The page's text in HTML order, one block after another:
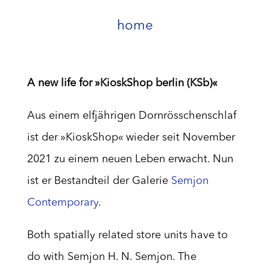
home
A new life for »KioskShop berlin (KSb)«
Aus einem elfjährigen Dornrösschenschlaf
ist der »KioskShop« wieder seit November
2021 zu einem neuen Leben erwacht. Nun
ist er Bestandteil der Galerie Semjon
Contemporary.
Both spatially related store units have to
do with Semjon H. N. Semjon. The